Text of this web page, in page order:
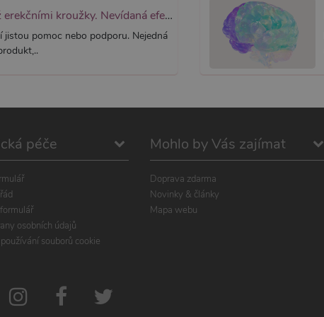
Tvrdý jako skála: Podpoř výdrž erekčními kroužky. Nevídaná efektivita!
pomoc nebo podporu. Nejedná
péče
osobních údajů
souborů cookie
Mohlo by Vás zajímat
Doprava zdarma
Novinky & články
Mapa webu